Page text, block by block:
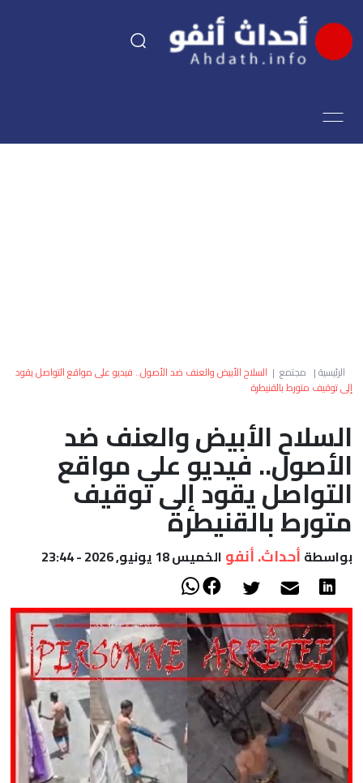
اقتصاد
العالم
الصحراء
الرئيسية| مجتمع | السلاح الأبيض والعنف ضد الأصول.. فيديو على مواقع التواصل يقود
إلى توقيف متورط بالقنيطرة
السلاح الأبيض والعنف ضد
الأصول.. فيديو على مواقع
التواصل يقود إلى توقيف
متورط بالقنيطرة
بواسطة أحداث. أنفو الخميس 18 يونيو, 2026 - 23:44